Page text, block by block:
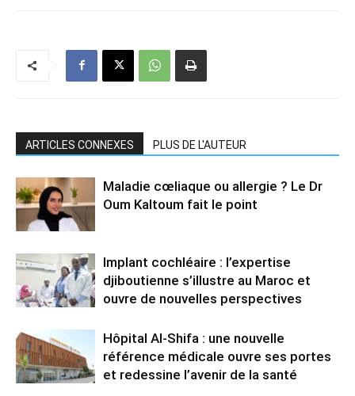
ARTICLES CONNEXES PLUS DE L'AUTEUR
Maladie cœliaque ou allergie ? Le Dr
Oum Kaltoum fait le point
Implant cochléaire : l’expertise
djiboutienne s’illustre au Maroc et
ouvre de nouvelles perspectives
Hôpital Al-Shifa : une nouvelle
référence médicale ouvre ses portes
et redessine l’avenir de la santé